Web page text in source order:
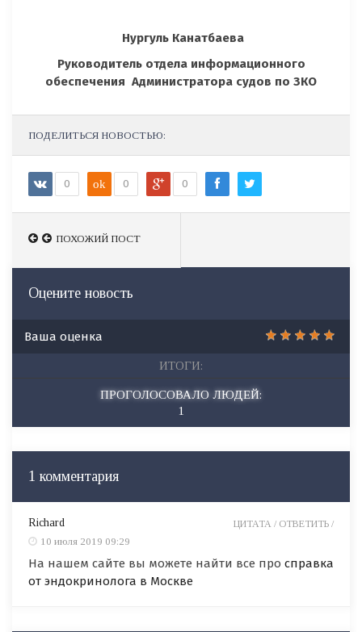
Нургуль Канатбаева
Руководитель отдела информационного
обеспечения Администратора судов по ЗКО
ПОДЕЛИТЬСЯ НОВОСТЬЮ:
0 ok 0 0
ПОХОЖИЙ ПОСТ
ПОХОЖИЙ ПОСТ
Оцените новость
Ваша оценка
ИТОГИ:
ПРОГОЛОСОВАЛО ЛЮДЕЙ:
1
1 комментария
Richard
10 июля 2019 09:29
На нашем сайте вы можете найти все про справка
от эндокринолога в Москве
ЦИТАТА / ОТВЕТИТЬ /